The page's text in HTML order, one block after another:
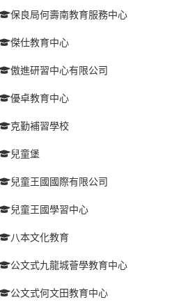
保良局何壽南教育服務中心
傑仕教育中心
傲進研習中心有限公司
優卓教育中心
克勤補習學校
兒童堡
兒童王國國際有限公司
兒童王國學習中心
八本文化教育
公文式九龍城薈學教育中心
公文式何文田教育中心